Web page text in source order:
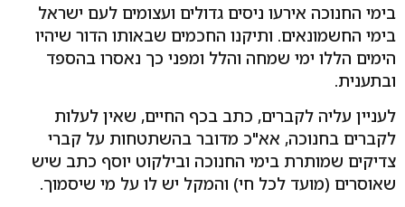
בימי החנוכה אירעו ניסים גדולים ועצומים לעם ישראל
בימי החשמונאים. ותיקנו החכמים שבאותו הדור שיהיו
הימים הללו ימי שמחה והלל ומפני כך נאסרו בהספד
ובתענית.
לעניין עליה לקברים, כתב בכף החיים, שאין לעלות
לקברים בחנוכה, אא"כ מדובר בהשתטחות על קברי
צדיקים שמותרת בימי החנוכה ובילקוט יוסף כתב שיש
שאוסרים (מועד לכל חי) והמקל יש לו על מי שיסמוך.